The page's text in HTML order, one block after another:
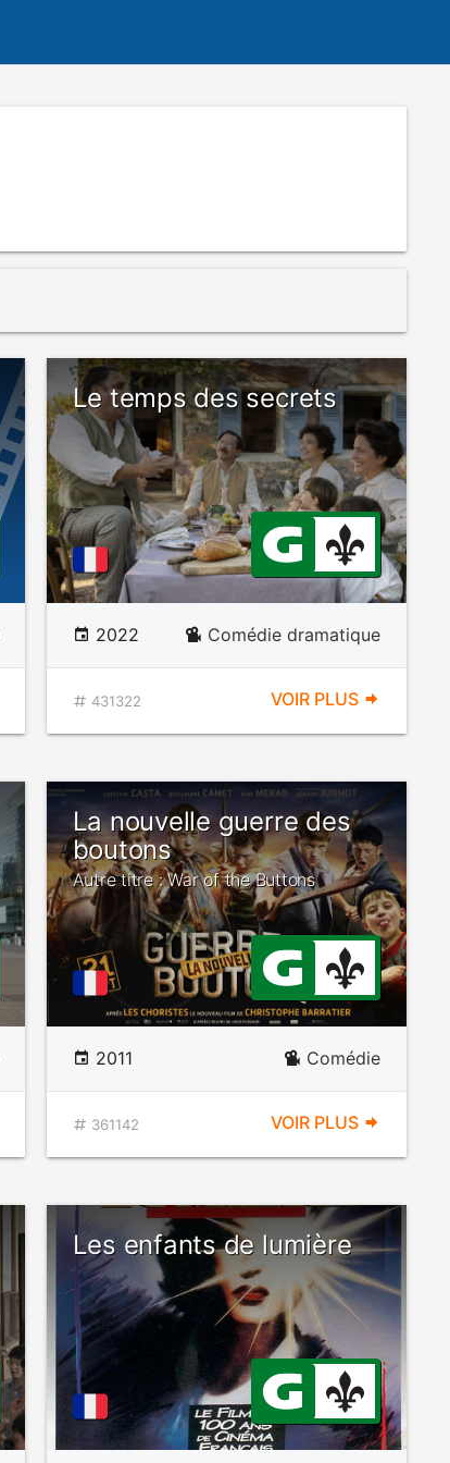
Le temps des secrets
2022 Comédie dramatique
431322 VOIR PLUS
La nouvelle guerre des
boutons
Autre titre : War of the Buttons
2011 Comédie
361142 VOIR PLUS
Les enfants de lumière